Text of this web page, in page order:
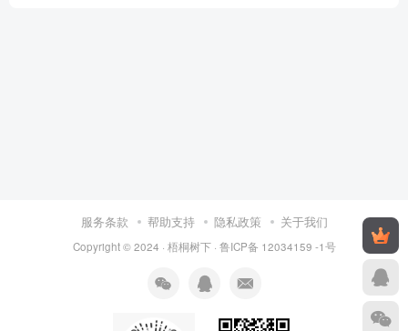
服务条款 帮助支持 隐私政策 关于我们
Copyright © 2024 · 梧桐树下· 鲁ICP备 12034159 -1号